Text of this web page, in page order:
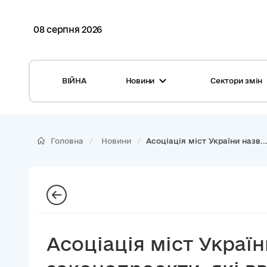
08 серпня 2026
ВІЙНА Новини
Глосарій
Репортажі з громад
Сектори змін
Медицина
Безпека
Головна Новини Асоціація міст України назв...
Асоціація міст